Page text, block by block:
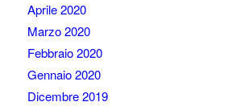
Aprile 2020
Marzo 2020
Febbraio 2020
Gennaio 2020
Dicembre 2019